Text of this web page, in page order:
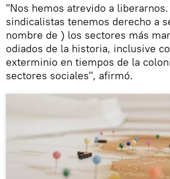
"Nos hemos atrevido a
sindicalistas tenemos derecho a
nombre de ) los sectores más
odiados de la historia, inclusive
exterminio en tiempos de la
sectores sociales", afirmó.